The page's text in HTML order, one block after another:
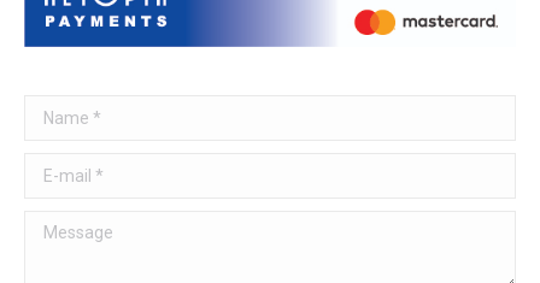
Name *
E-mail *
Message